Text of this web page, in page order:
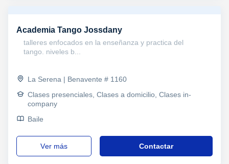
Academia Tango Jossdany
talleres enfocados en la enseñanza y practica del
tango. niveles b...
La Serena | Benavente # 1160
Clases presenciales, Clases a domicilio, Clases in-
company
Baile
ver más Contactar